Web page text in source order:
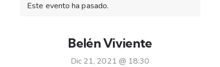
Este evento ha pasado.
Belén Viviente
Dic 21, 2021 @ 18:30